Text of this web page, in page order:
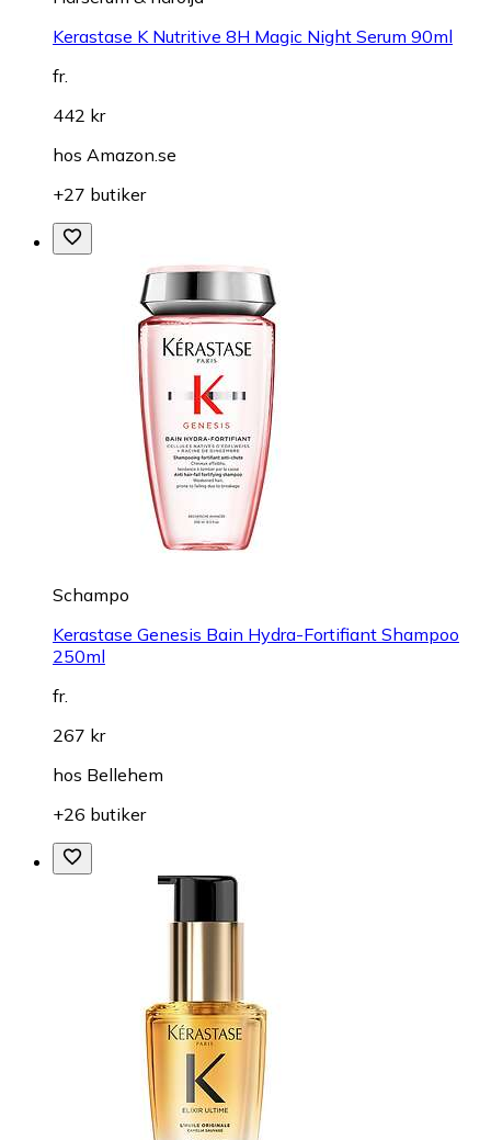
Kerastase K Nutritive 8H Magic Night Serum 90ml
fr.
442 kr
hos Amazon.se
+27 butiker
Schampo
Kerastase Genesis Bain Hydra-Fortifiant Shampoo
250ml
fr.
267 kr
hos Bellehem
+26 butiker